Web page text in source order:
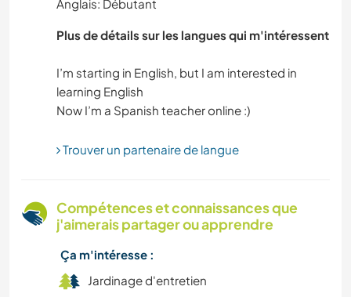
VÉGÉTARIEN OU VÉGAN
SPORTS NAUTIQUES
ÉCRITURE
MONTAGNE
Anglais: Débutant
Plus de détails sur les langues qui m'intéressent
I’m starting in English, but I am interested in
learning English
Trouver un partenaire de langue
Compétences et connaissances que
j'aimerais partager ou apprendre
Ça m'intéresse :
Jardinage d'entretien